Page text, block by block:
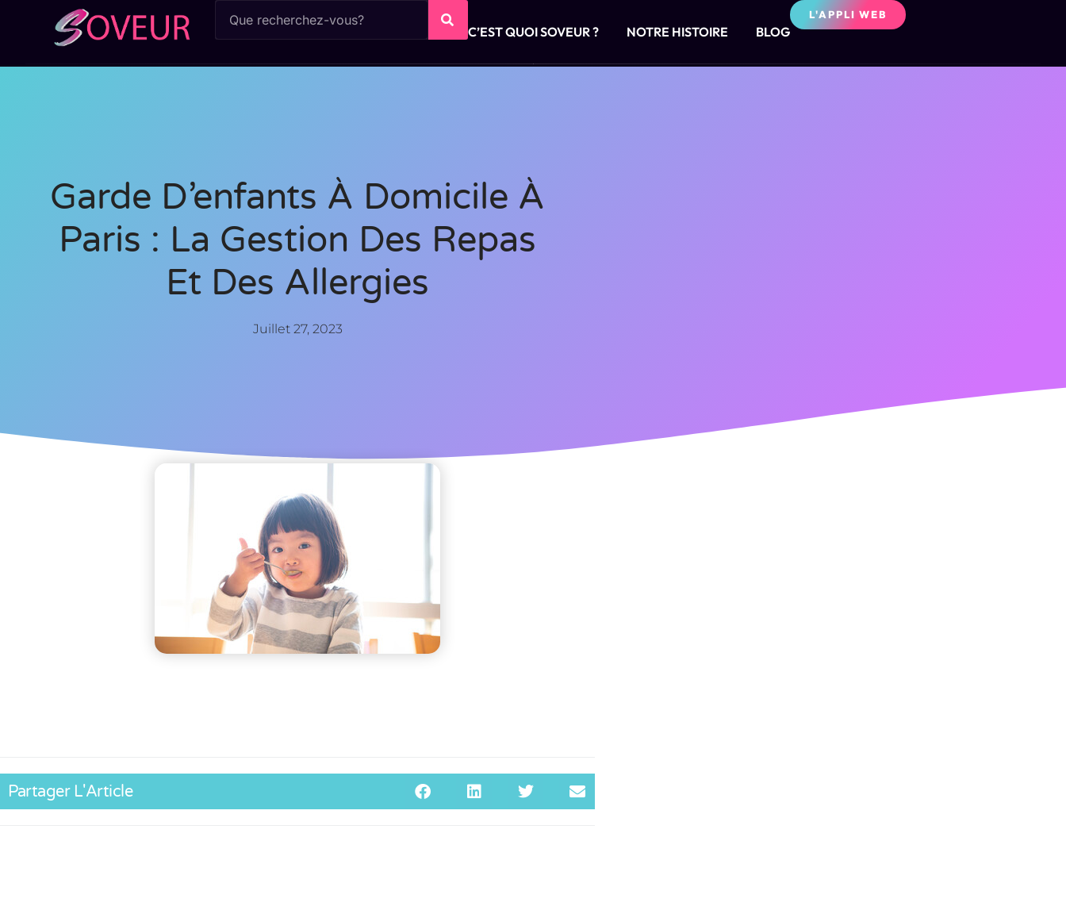
C’EST QUOI SOVEUR ? NOTRE HISTOIRE BLOG
L'APPLI WEB
Garde D’enfants À Domicile À
Paris : La Gestion Des Repas
Et Des Allergies
Juillet 27, 2023
Partager L'Article